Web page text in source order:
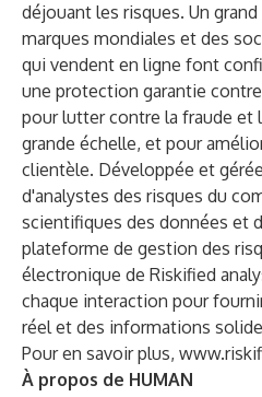
déjouant les risques. Un
marques mondiales et des
qui vendent en ligne font
une protection garantie
pour lutter contre la fraude et
grande échelle, et pour
clientèle. Développée et
d'analystes des risques du
scientifiques des données et
plateforme de gestion des
électronique de Riskified
chaque interaction pour
réel et des informations
Pour en savoir plus,
À propos de HUMAN